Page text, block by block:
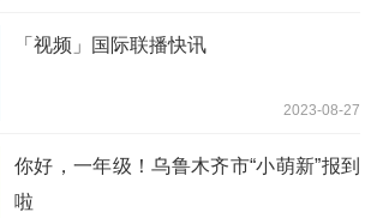
「视频」国际联播快讯
2023-08-27
你好，一年级！乌鲁木齐市“小萌新”报到
啦